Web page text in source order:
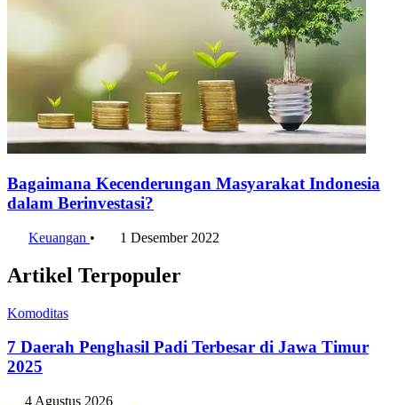
Bagaimana Kecenderungan Masyarakat Indonesia
dalam Berinvestasi?
Keuangan • 1 Desember 2022
Artikel Terpopuler
Komoditas
7 Daerah Penghasil Padi Terbesar di Jawa Timur
2025
4 Agustus 2026